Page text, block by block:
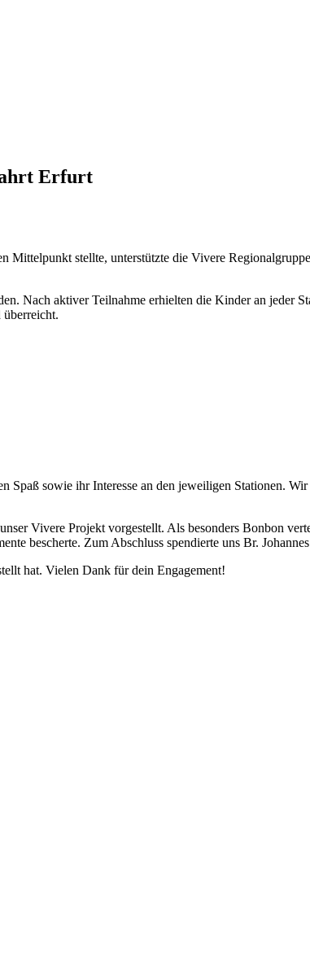
Erfurt
stellte, unterstützte die Vivere
Nach aktiver Teilnahme erhielten die Kinder an jeder
sowie ihr Interesse an den jeweiligen Stationen.
Vivere Projekt vorgestellt. Als besonders Bonbon
bescherte. Zum Abschluss spendierte uns Br.
hat. Vielen Dank für dein Engagement!